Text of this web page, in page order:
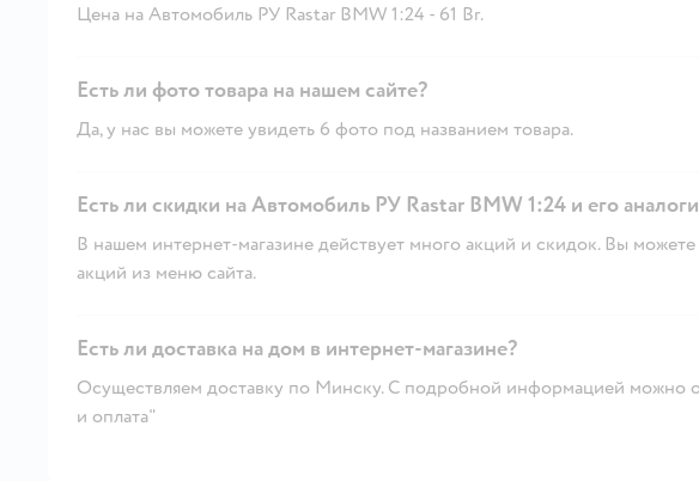
Цена на Автомобиль РУ Rastar BMW 1:24 - 61 Br.
Есть ли фото товара на нашем сайте?
Да, у нас вы можете увидеть 6 фото под названием товара.
Есть ли скидки на Автомобиль РУ Rastar BMW 1:24 и его
В нашем интернет-магазине действует много акций и скидок. Вы
акций из меню сайта.
Есть ли доставка на дом в интернет-магазине?
Осуществляем доставку по Минску. С подробной информацией можно
и оплата"